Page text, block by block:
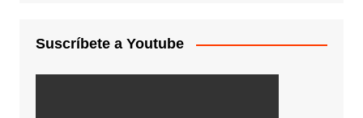
Suscríbete a Youtube